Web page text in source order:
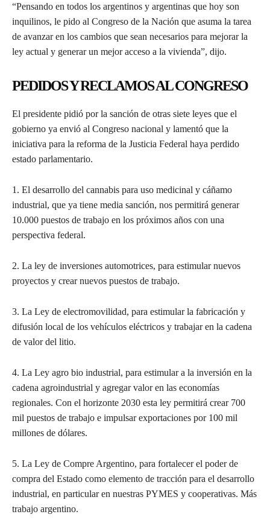
“Pensando en todos los argentinos y argentinas que hoy son
inquilinos, le pido al Congreso de la Nación que asuma la tarea
de avanzar en los cambios que sean necesarios para mejorar la
ley actual y generar un mejor acceso a la vivienda”, dijo.
PEDIDOS Y RECLAMOS AL CONGRESO
El presidente pidió por la sanción de otras siete leyes que el
gobierno ya envió al Congreso nacional y lamentó que la
iniciativa para la reforma de la Justicia Federal haya perdido
estado parlamentario.
1. El desarrollo del cannabis para uso medicinal y cáñamo
industrial, que ya tiene media sanción, nos permitirá generar
10.000 puestos de trabajo en los próximos años con una
perspectiva federal.
2. La ley de inversiones automotrices, para estimular nuevos
proyectos y crear nuevos puestos de trabajo.
3. La Ley de electromovilidad, para estimular la fabricación y
difusión local de los vehículos eléctricos y trabajar en la cadena
de valor del litio.
4. La Ley agro bio industrial, para estimular a la inversión en la
cadena agroindustrial y agregar valor en las economías
regionales. Con el horizonte 2030 esta ley permitirá crear 700
mil puestos de trabajo e impulsar exportaciones por 100 mil
millones de dólares.
5. La Ley de Compre Argentino, para fortalecer el poder de
compra del Estado como elemento de tracción para el desarrollo
industrial, en particular en nuestras PYMES y cooperativas. Más
trabajo argentino.